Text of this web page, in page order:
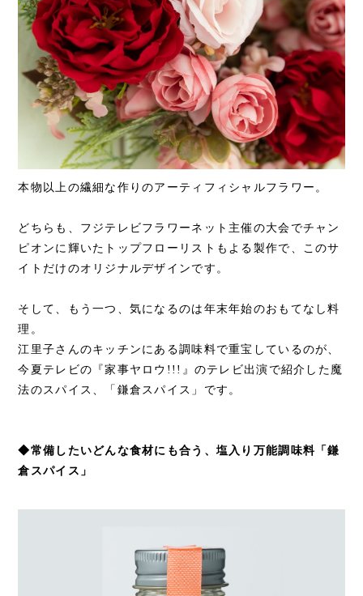
本物以上の繊細な作りのアーティフィシャルフラワー。
どちらも、フジテレビフラワーネット主催の大会でチャン
ピオンに輝いたトップフローリストもよる製作で、このサ
イトだけのオリジナルデザインです。
そして、もう一つ、気になるのは年末年始のおもてなし料
理。
江里子さんのキッチンにある調味料で重宝しているのが、
今夏テレビの『家事ヤロウ!!!』のテレビ出演で紹介した魔
法のスパイス、「鎌倉スパイス」です。
◆常備したいどんな食材にも合う、塩入り万能調味料「鎌
倉スパイス」